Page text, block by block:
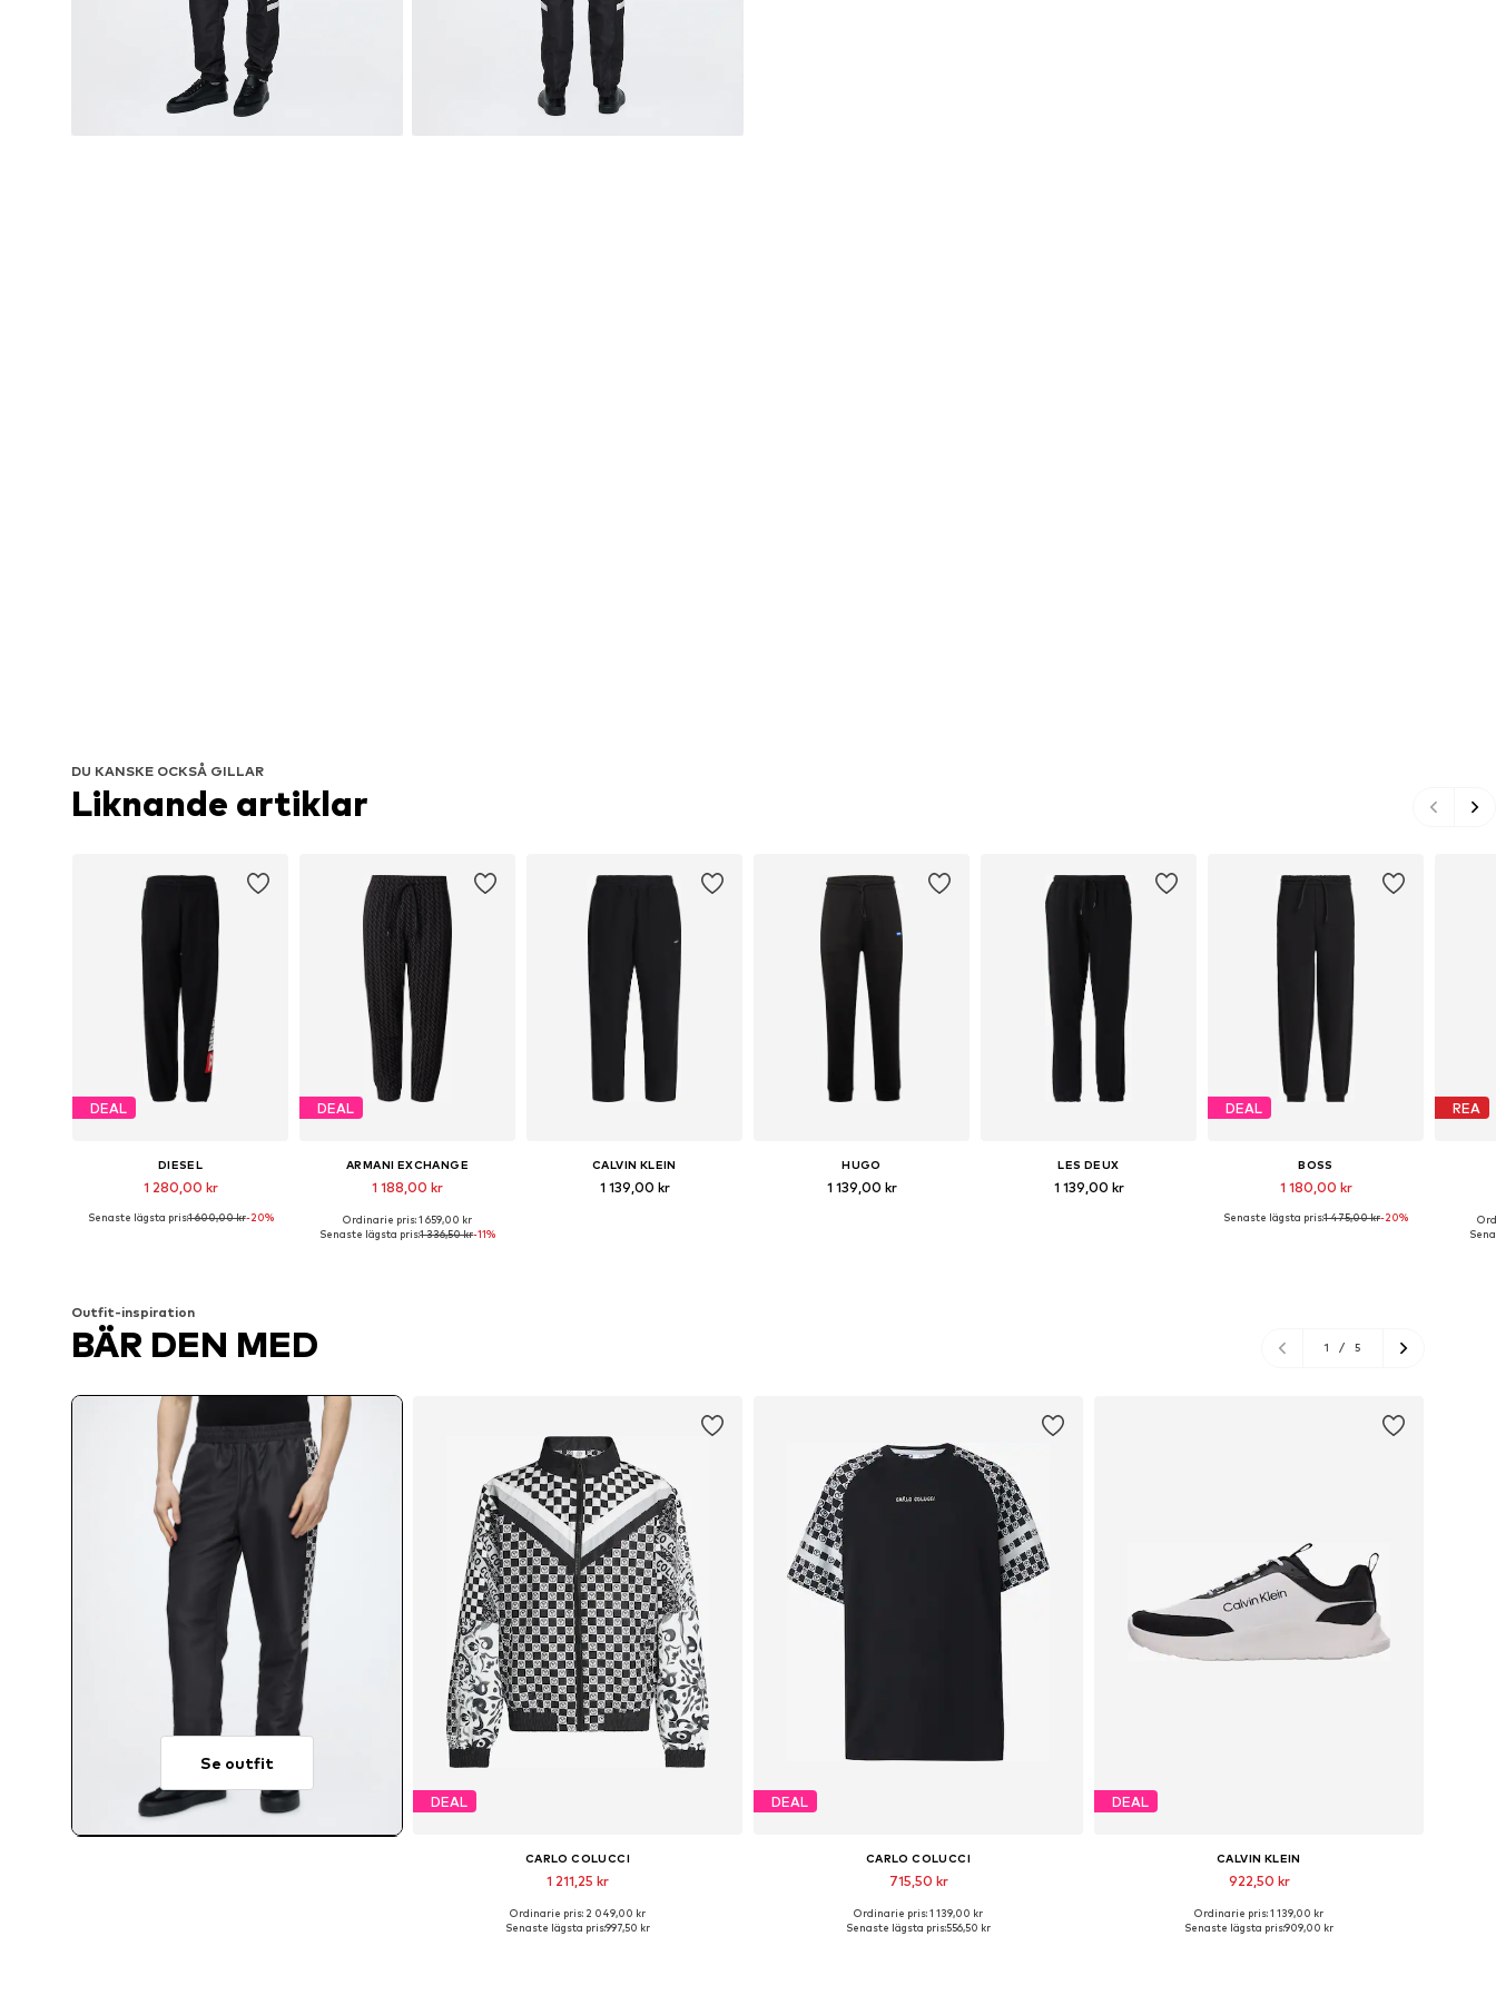
DU KANSKE OCKSÅ GILLAR
Liknande artiklar
DEAL
DIESEL
1 280,00 kr
Tillgänglig i många storlekar
Senaste lägsta pris:1 600,00 kr-20%
DEAL
ARMANI EXCHANGE
1 188,00 kr
Tillgänglig i många storlekar
Ordinarie pris: 1 659,00 kr
Senaste lägsta pris:1 336,50 kr-11%
CALVIN KLEIN
1 139,00 kr
HUGO
1 139,00 kr
LES DEUX
1 139,00 kr
DEAL
BOSS
1 180,00 kr
Tillgänglig i många storlekar
Senaste lägsta pris:1 475,00 kr-20%
REA
Outfit-inspiration
BÄR DEN MED 1 / 5
Se outfit
DEAL
CARLO COLUCCI
1 211,25 kr
Tillgängliga storlekar: S, M, L, XL
Ordinarie pris: 2 049,00 kr
Senaste lägsta pris:997,50 kr
DEAL
CARLO COLUCCI
715,50 kr
Tillgängliga storlekar: M, L, XL
Ordinarie pris: 1 139,00 kr
Senaste lägsta pris:556,50 kr
DEAL
CALVIN KLEIN
922,50 kr
Tillgänglig i många storlekar
Ordinarie pris: 1 139,00 kr
Senaste lägsta pris:909,00 kr